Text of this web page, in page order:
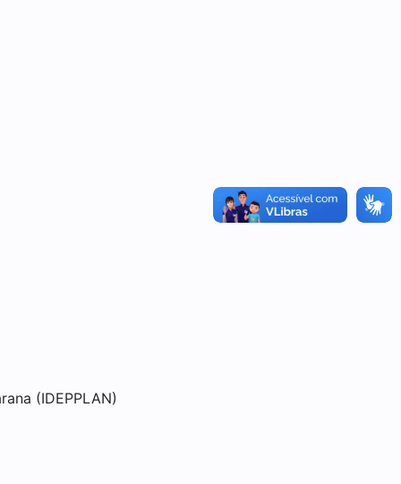
(IDEPPLAN)